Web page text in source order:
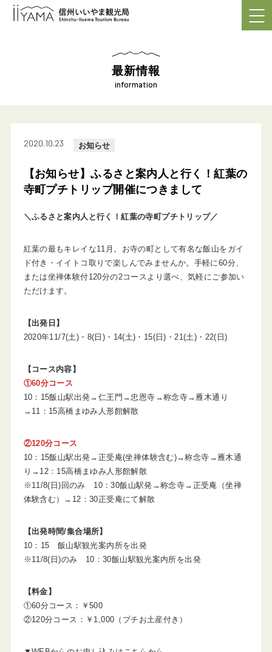
最新情報
information
2020.10.23 お知らせ
【お知らせ】ふるさと案内人と行く！紅葉の
寺町プチトリップ開催につきまして
＼ふるさと案内人と行く！紅葉の寺町プチトリップ／
紅葉の最もキレイな11月。お寺の町として有名な飯山をガイ
ド付き・イイトコ取りで楽しんでみませんか。手軽に60分、
または坐禅体験付120分の2コースより選べ、気軽にご参加い
ただけます。
【出発日】
2020年11/7(土)・8(日)・14(土)・15(日)・21(土)・22(日)
【コース内容】
①60分コース
10：15飯山駅出発→仁王門→忠恩寺→称念寺→雁木通り
→11：15高橋まゆみ人形館解散
②120分コース
10：15飯山駅出発→正受庵(坐禅体験含む)→称念寺→雁木通
り→12：15高橋まゆみ人形館解散
※11/8(日)回のみ 10：30飯山駅発→称念寺→正受庵（坐禅
体験含む）→12：30正受庵にて解散
【出発時間/集合場所】
10：15 飯山駅観光案内所を出発
※11/8(日)のみ 10：30飯山駅観光案内所を出発
【料金】
①60分コース：￥500
②120分コース：￥1,000（プチお土産付き）